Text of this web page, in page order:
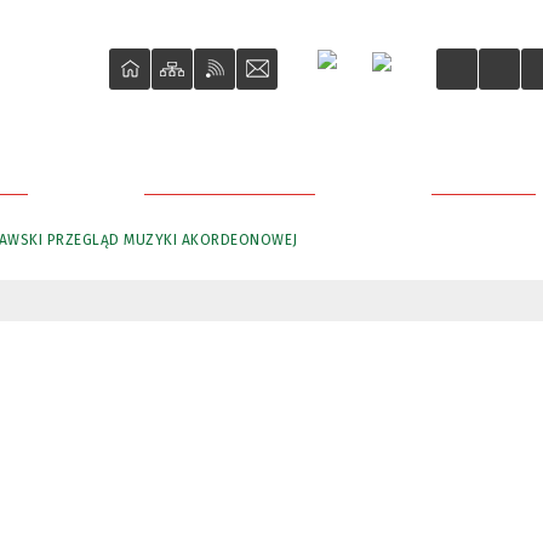
PRZEGLĄD MUZYKI AKORDEONOWEJ